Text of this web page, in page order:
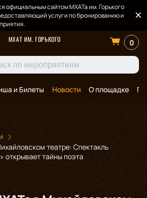
официальным сайтом МХАТа им. Горького
услуги по бронированию и
МХАТ ИМ. ГОРЬКОГО
0
и Билеты Новости О площадке
театре: Спектакль
тайны поэта